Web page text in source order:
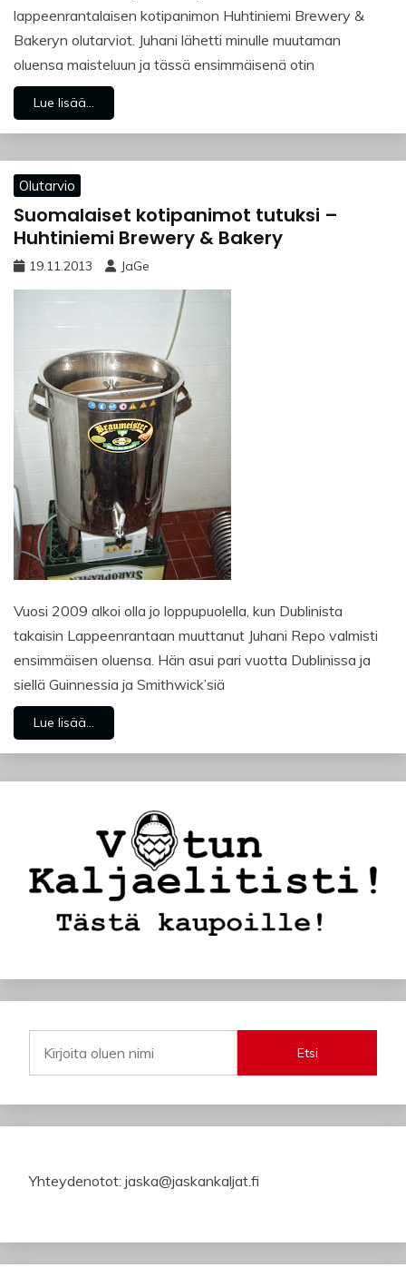
lappeenrantalaisen kotipanimon Huhtiniemi Brewery &
Bakeryn olutarviot. Juhani lähetti minulle muutaman
oluensa maisteluun ja tässä ensimmäisenä otin
Lue lisää...
Olutarvio
Suomalaiset kotipanimot tutuksi –
Huhtiniemi Brewery & Bakery
19.11.2013 JaGe
Vuosi 2009 alkoi olla jo loppupuolella, kun Dublinista
takaisin Lappeenrantaan muuttanut Juhani Repo valmisti
ensimmäisen oluensa. Hän asui pari vuotta Dublinissa ja
siellä Guinnessia ja Smithwick’siä
Lue lisää...
Etsi
Yhteydenotot: jaska@jaskankaljat.fi